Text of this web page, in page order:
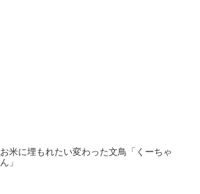
お米に埋もれたい変わった文鳥「くーちゃ
ん」